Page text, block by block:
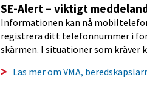
SE-Alert – viktigt
Informationen kan nå
registrera ditt telefonnummer i
skärmen. I situationer som kräver
Läs mer om VMA,